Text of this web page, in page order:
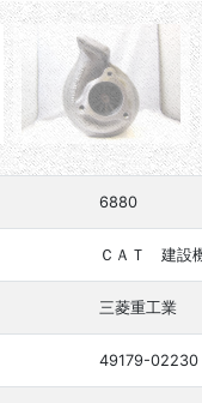
6880
ＣＡＴ 建設
三菱重工業
49179-02230